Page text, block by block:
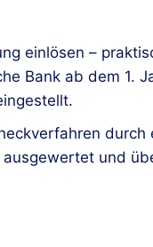
einlösen –
Bank ab dem 1.
durch
und